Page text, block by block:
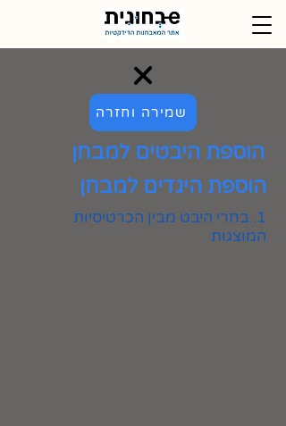
שמירה וחזרה
הוספת היבטים למבחן
הוספת היגדים למבחן
1. בחרי היבט מבין הכרטיסיות
המוצגות